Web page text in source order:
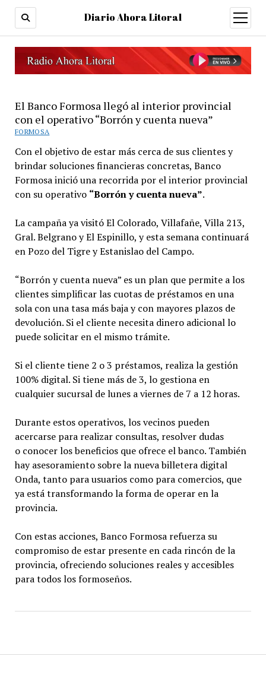
Diario Ahora Litoral
open
menu
El Banco Formosa llegó al interior provincial
con el operativo “Borrón y cuenta nueva”
FORMOSA
Con el objetivo de estar más cerca de sus clientes y
brindar soluciones financieras concretas, Banco
Formosa inició una recorrida por el interior provincial
con su operativo “Borrón y cuenta nueva”.
La campaña ya visitó El Colorado, Villafañe, Villa 213,
Gral. Belgrano y El Espinillo, y esta semana continuará
en Pozo del Tigre y Estanislao del Campo.
“Borrón y cuenta nueva” es un plan que permite a los
clientes simplificar las cuotas de préstamos en una
sola con una tasa más baja y con mayores plazos de
devolución. Si el cliente necesita dinero adicional lo
puede solicitar en el mismo trámite.
Si el cliente tiene 2 o 3 préstamos, realiza la gestión
100% digital. Si tiene más de 3, lo gestiona en
cualquier sucursal de lunes a viernes de 7 a 12 horas.
Durante estos operativos, los vecinos pueden
acercarse para realizar consultas, resolver dudas
o conocer los beneficios que ofrece el banco. También
hay asesoramiento sobre la nueva billetera digital
Onda, tanto para usuarios como para comercios, que
ya está transformando la forma de operar en la
provincia.
Con estas acciones, Banco Formosa refuerza su
compromiso de estar presente en cada rincón de la
provincia, ofreciendo soluciones reales y accesibles
para todos los formoseños.